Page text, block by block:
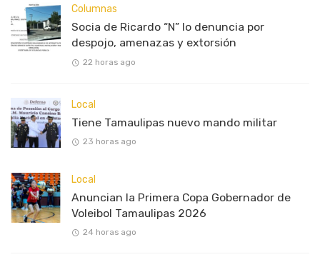
Columnas
Socia de Ricardo “N” lo denuncia por
despojo, amenazas y extorsión
22 horas ago
Local
Tiene Tamaulipas nuevo mando militar
23 horas ago
Local
Anuncian la Primera Copa Gobernador de
Voleibol Tamaulipas 2026
24 horas ago